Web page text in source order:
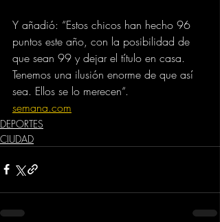
Y añadió: “Estos chicos han hecho 96
puntos este año, con la posibilidad de
que sean 99 y dejar el título en casa.
Tenemos una ilusión enorme de que así
sea. Ellos se lo merecen“.
semana.com
DEPORTES
CIUDAD